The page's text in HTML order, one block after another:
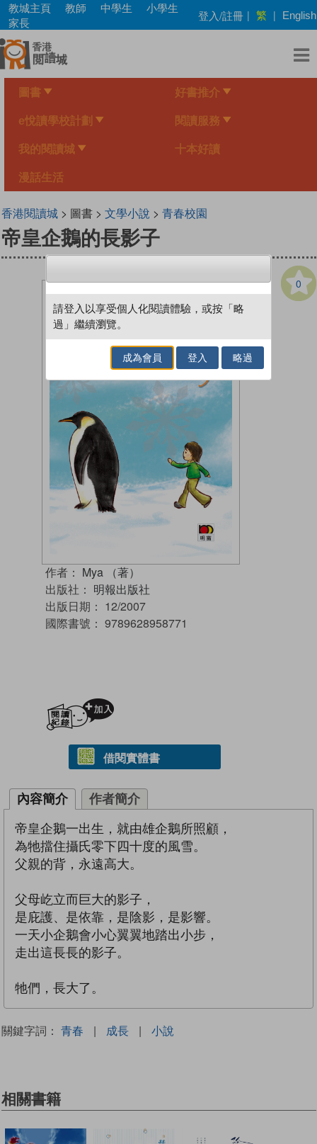
Skip
main
content
教城主頁 教師 中學生
小學生
家長
登入/註冊 | 繁 | English
圖書 好書推介
e悅讀學校計劃 閱讀服務
我的閱讀城 十本好讀
漫話生活
香港閱讀城> 圖書 > 文學小說 > 青春校園
帝皇企鵝的長影子
0
作者： Mya （著）
出版社： 明報出版社
出版日期： 12/2007
國際書號： 9789628958771
借閱實體書
內容簡介 作者簡介
帝皇企鵝一出生，就由雄企鵝所照顧，
為牠擋住攝氏零下四十度的風雪。
父親的背，永遠高大。
父母屹立而巨大的影子，
是庇護、是依靠，是陰影，是影響。
一天小企鵝會小心翼翼地踏出小步，
走出這長長的影子。
牠們，長大了。
關鍵字詞： 青春 | 成長 | 小說
相關書籍
請登入以享受個人化閱讀體驗，或按「略
過」繼續瀏覽。
成為會員 登入 略過